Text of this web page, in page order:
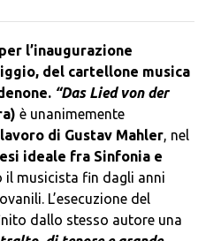
l’inaugurazione
del cartellone musica
“Das Lied von der
è unanimemente
di Gustav Mahler, nel
ideale fra Sinfonia e
il musicista fin dagli anni
L’esecuzione del
dallo stesso autore una